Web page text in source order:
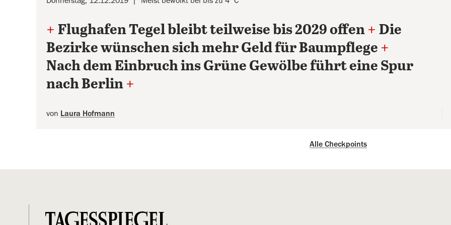
+ Flughafen Tegel bleibt teilweise bis 2029 offen + Die
Bezirke wünschen sich mehr Geld für Baumpflege +
Nach dem Einbruch ins Grüne Gewölbe führt eine Spur
nach Berlin +
von Laura Hofmann
Alle Checkpoints